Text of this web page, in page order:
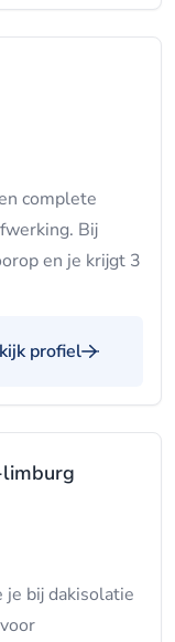
complete
Bij
en je krijgt 3
profiel
bij dakisolatie